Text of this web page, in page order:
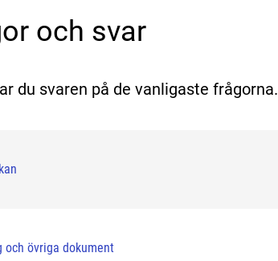
och svar
du svaren på de vanligaste frågorna.
och övriga dokument